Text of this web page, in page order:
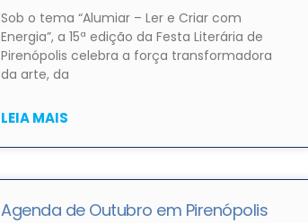
Sob o tema “Alumiar – Ler e Criar com
Energia”, a 15ª edição da Festa Literária de
Pirenópolis celebra a força transformadora
da arte, da
LEIA MAIS
Agenda de Outubro em Pirenópolis